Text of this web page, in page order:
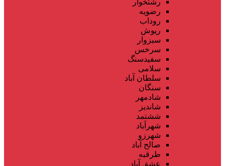
رضویه
روداب
ریوش
سبزوار
سرخس
سفیدسنگ
سلامی
سلطان آباد
سنگان
شادمهر
شاندیز
ششتمد
شهرآباد
شهرزو
صالح آباد
طرقبه
عشق آباد